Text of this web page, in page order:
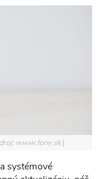
www.fony.sk
systémové